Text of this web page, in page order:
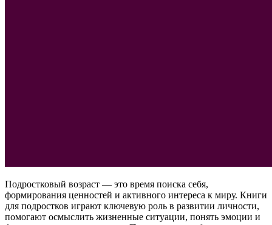
Подростковый возраст — это время поиска себя,
формирования ценностей и активного интереса к миру. Книги
для подростков играют ключевую роль в развитии личности,
помогают осмыслить жизненные ситуации, понять эмоции и